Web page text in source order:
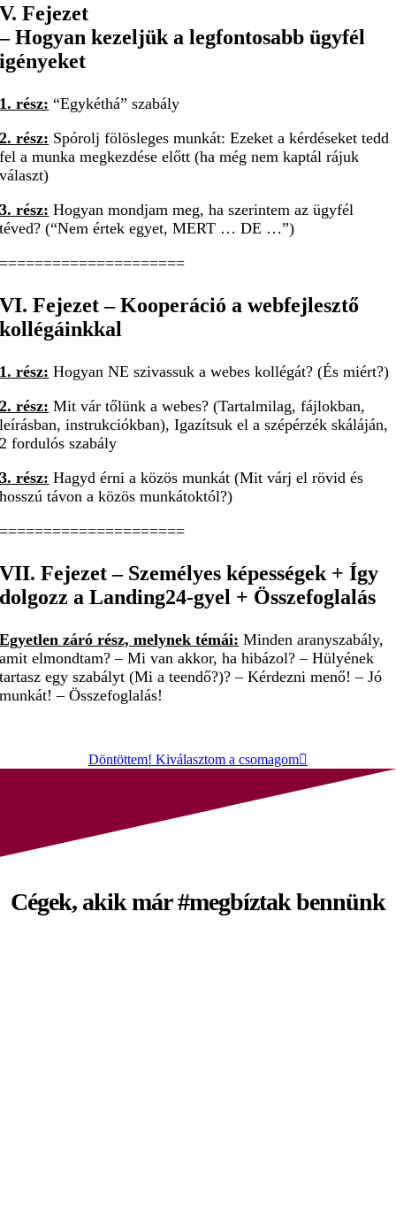
V. Fejezet
– Hogyan kezeljük a legfontosabb ügyfél
igényeket
1. rész: “Egykéthá” szabály
2. rész: Spórolj fölösleges munkát: Ezeket a kérdéseket tedd
fel a munka megkezdése előtt (ha még nem kaptál rájuk
választ)
3. rész: Hogyan mondjam meg, ha szerintem az ügyfél
téved? (“Nem értek egyet, MERT … DE …”)
=====================
VI. Fejezet – Kooperáció a webfejlesztő
kollégáinkkal
1. rész: Hogyan NE szivassuk a webes kollégát? (És miért?)
2. rész: Mit vár tőlünk a webes? (Tartalmilag, fájlokban,
leírásban, instrukciókban), Igazítsuk el a szépérzék skáláján,
2 fordulós szabály
3. rész: Hagyd érni a közös munkát (Mit várj el rövid és
hosszú távon a közös munkátoktól?)
=====================
VII. Fejezet – Személyes képességek + Így
dolgozz a Landing24-gyel + Összefoglalás
Egyetlen záró rész, melynek témái: Minden aranyszabály,
amit elmondtam? – Mi van akkor, ha hibázol? – Hülyének
tartasz egy szabályt (Mi a teendő?)? – Kérdezni menő! – Jó
munkát! – Összefoglalás!
Döntöttem! Kiválasztom a csomagom
Cégek, akik már#megbíztakbennünk